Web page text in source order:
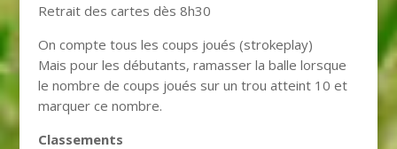
Retrait des cartes dès 8h30
On compte tous les coups joués (strokeplay)
Mais pour les débutants, ramasser la balle lorsque
le nombre de coups joués sur un trou atteint 10 et
marquer ce nombre.
Classements